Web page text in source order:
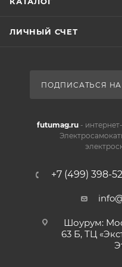
ЛИЧНЫЙ СЧЕТ
ПОДПИСАТЬСЯ
futumag.ru-
+7 (499) 398-
Шоурум:
63 Б, ТЦ